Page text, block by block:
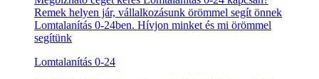
Remek helyen jár, vállalkozásunk örömmel segít önnek
Lomtalanítás 0-24ben. Hívjon minket és mi örömmel
segítünk
Lomtalanítás 0-24